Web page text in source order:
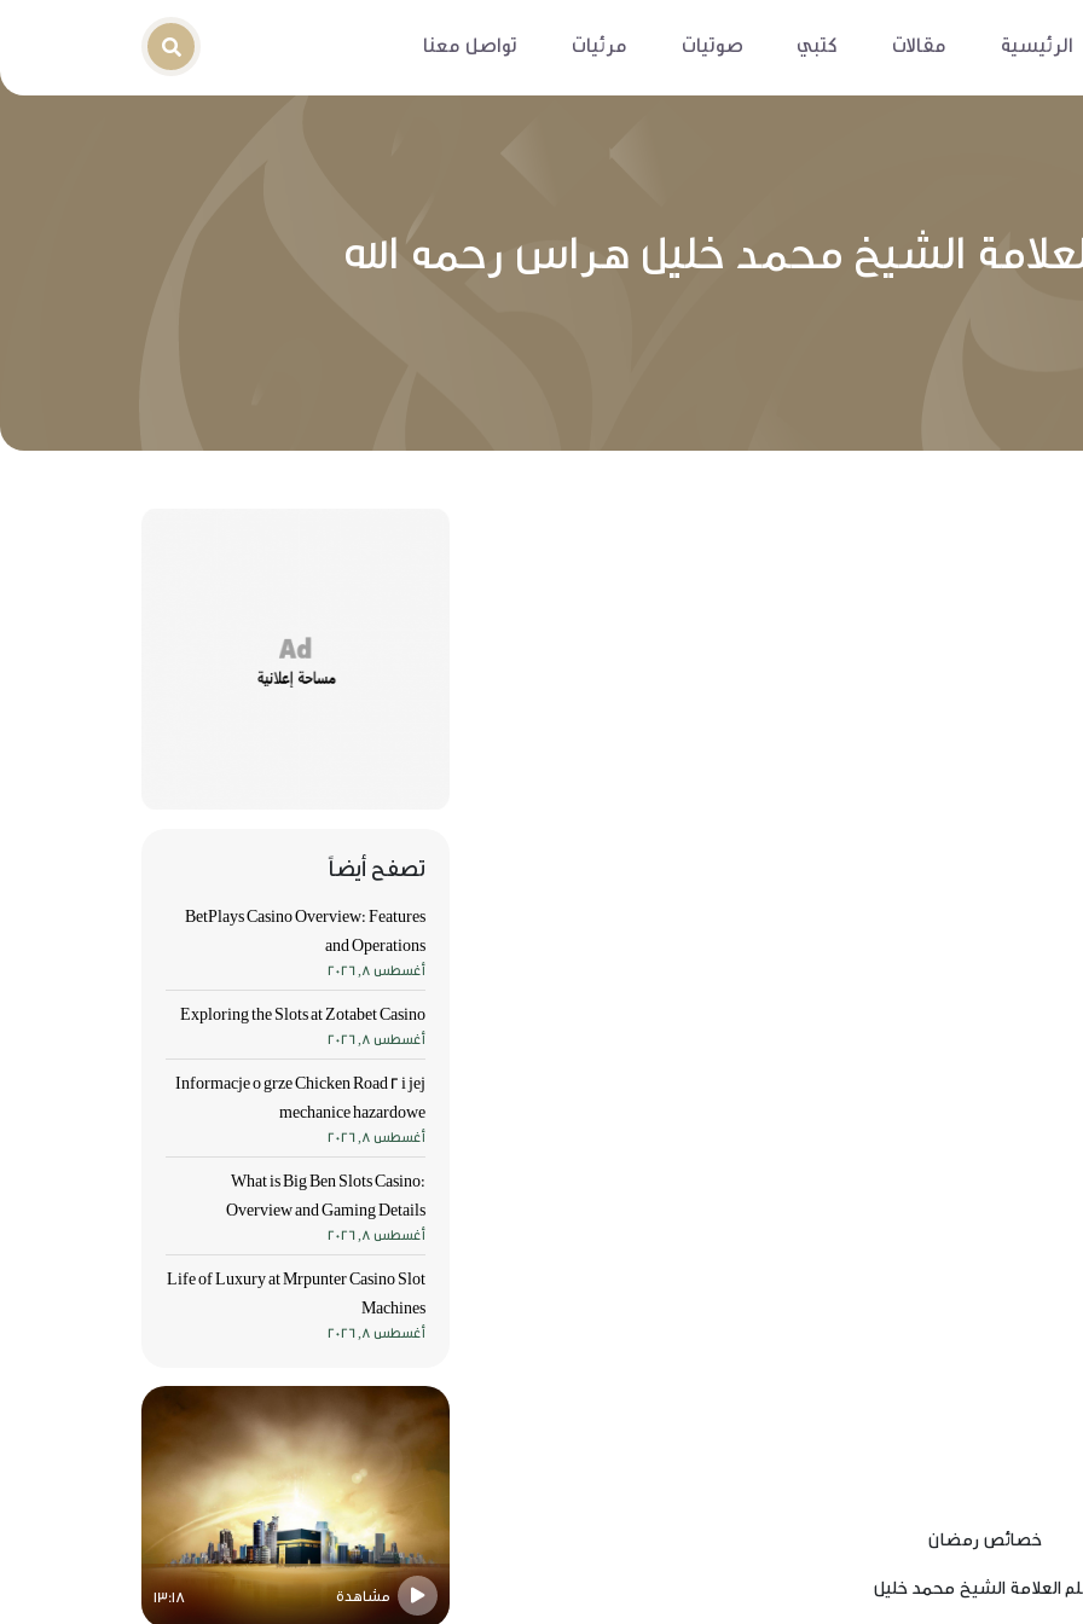
الرئيسية مقالات كتبي صوتيات مرئيات تواصل معنا
الشيخ محمد خليل هراس رحمه الله
خصائص رمضان
العلامة الشيخ محمد خليل
تصفح أيضاً
BetPlays Casino Overview: Features
and Operations
أغسطس 8, 2026
Exploring the Slots at Zotabet Casino
أغسطس 8, 2026
Informacje o grze Chicken Road 2 i jej
mechanice hazardowe
أغسطس 8, 2026
What is Big Ben Slots Casino:
Overview and Gaming Details
أغسطس 8, 2026
Life of Luxury at Mrpunter Casino Slot
Machines
أغسطس 8, 2026
مشاهدة 13:18